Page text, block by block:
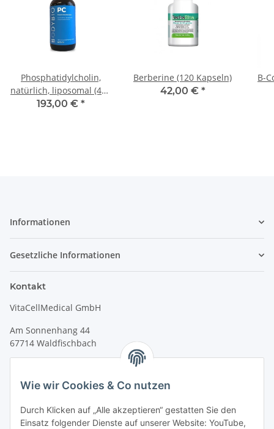
Wie wir Cookies & Co nutzen
Durch Klicken auf „Alle akzeptieren“ gestatten Sie den
Einsatz folgender Dienste auf unserer Website: YouTube,
Phosphatidylcholin,
natürlich, liposomal (473
ml)
193,00 € *
Berberine (120 Kapseln)
42,00 € *
B-
Informationen
Gesetzliche Informationen
Kontakt
VitaCellMedical GmbH
Am Sonnenhang 44
67714 Waldfischbach
Fax+49 6333 99090 33
info@vitacellmedical.com